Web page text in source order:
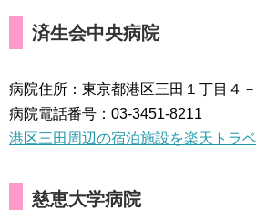
済生会中央病院
病院住所：東京都港区三田１丁目４
病院電話番号：03-3451-8211
港区三田周辺の宿泊施設を楽天トラ
慈恵大学病院